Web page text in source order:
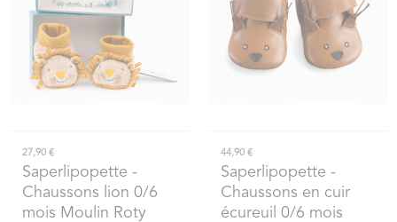
27,90 €
Saperlipopette -
Chaussons lion 0/6
mois Moulin Roty
44,90 €
Saperlipopette -
Chaussons en cuir
écureuil 0/6 mois